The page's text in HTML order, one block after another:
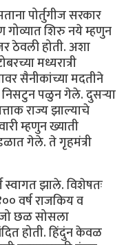
पोर्तुगीज सरकार
शिरु नये म्हणुन
ठेवली होती. अशा
मध्यरात्री
सैनीकांच्या मदतीने
पळुन गेले. दुसर्‍या
राज्य झाल्याचे
म्हणुन ख्याती
गेले. ते गृहमंत्री
झाले. विशेषतः
वर्ष राजकिय व
छळ सोसला
होती. हिंदुंन केवळ